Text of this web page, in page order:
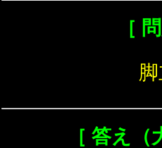
［
［ 答え（